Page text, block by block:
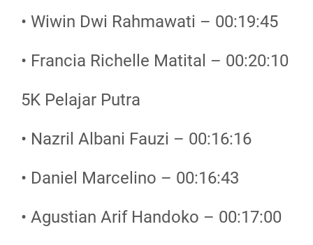
• Wiwin Dwi Rahmawati – 00:19:45
• Francia Richelle Matital – 00:20:10
5K Pelajar Putra
• Nazril Albani Fauzi – 00:16:16
• Daniel Marcelino – 00:16:43
• Agustian Arif Handoko – 00:17:00